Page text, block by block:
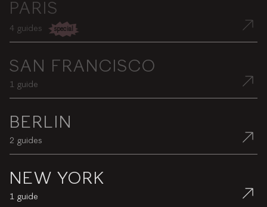
spezial
PARIS
4 guides special
SAN FRANCISCO
1 guide
BERLIN
2 guides
NEW YORK
1 guide